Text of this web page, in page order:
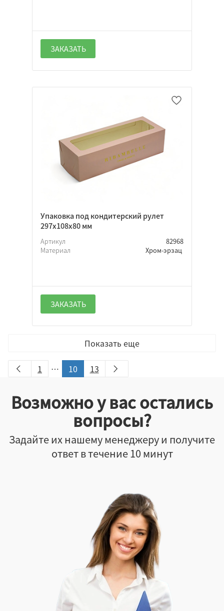
ЗАКАЗАТЬ
Упаковка под кондитерский рулет
297х108х80 мм
Артикул
82968
Материал
Хром-эрзац
ЗАКАЗАТЬ
Показать еще
1 … 10 13
Возможно у вас остались
вопросы?
Задайте их нашему менеджеру и получите
ответ в течение 10 минут